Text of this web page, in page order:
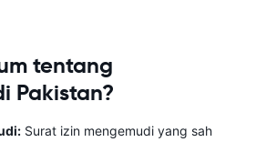
tentang
Pakistan?
Surat izin mengemudi yang sah